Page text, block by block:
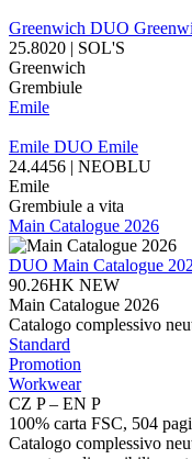
Greenwich DUO
25.8020 | SOL'S
Greenwich
Grembiule
Emile
Emile DUO Emile
24.4456 | NEOBLU
Emile
Grembiule a vita
Main Catalogue 2026
DUO Main Catalogue
90.26HK NEW
Main Catalogue 2026
Catalogo complessivo
Standard
Promotion
Workwear
CZ P – EN P
100% carta FSC, 504
Catalogo complessivo